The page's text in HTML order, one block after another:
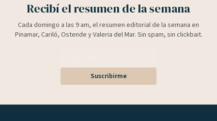
Recibí el resumen de la semana
Cada domingo a las 9 am, el resumen editorial de la semana en
Pinamar, Cariló, Ostende y Valeria del Mar. Sin spam, sin clickbait.
Suscribirme